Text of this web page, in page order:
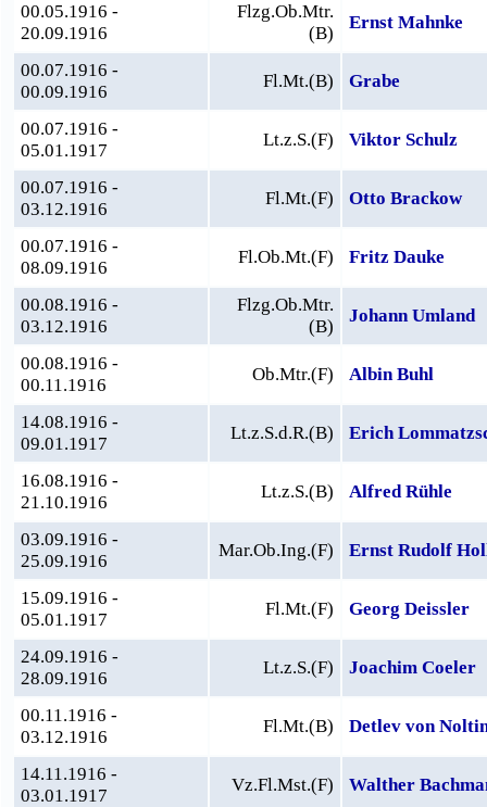
00.05.1916 -
20.09.1916
Flzg.Ob.Mtr.
(B)
Ernst Mahnke
00.07.1916 -
00.09.1916
Fl.Mt.(B) Grabe
00.07.1916 -
05.01.1917
Lt.z.S.(F) Viktor Schulz
00.07.1916 -
03.12.1916
Fl.Mt.(F) Otto Brackow
00.07.1916 -
08.09.1916
Fl.Ob.Mt.(F) Fritz Dauke
00.08.1916 -
03.12.1916
Flzg.Ob.Mtr.
(B)
Johann Umland
00.08.1916 -
00.11.1916
Ob.Mtr.(F) Albin Buhl
14.08.1916 -
09.01.1917
Lt.z.S.d.R.(B) Erich
16.08.1916 -
21.10.1916
Lt.z.S.(B) Alfred Rühle
03.09.1916 -
25.09.1916
Mar.Ob.Ing.(F) Ernst Rudolf
15.09.1916 -
05.01.1917
Fl.Mt.(F) Georg Deissler
24.09.1916 -
28.09.1916
Lt.z.S.(F) Joachim Coeler
00.11.1916 -
03.12.1916
Fl.Mt.(B) Detlev von
14.11.1916 -
03.01.1917
Vz.Fl.Mst.(F) Walther